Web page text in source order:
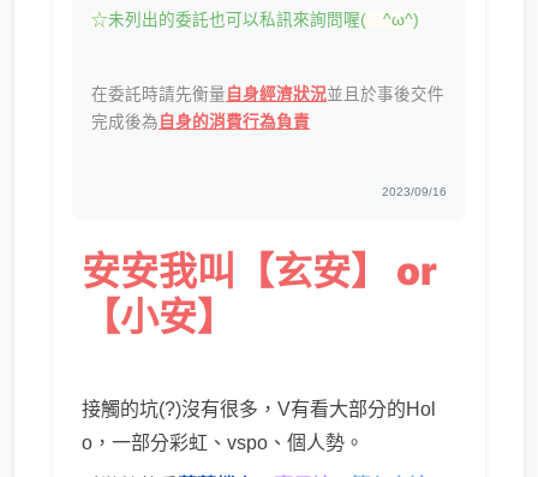
☆未列出的委託也可以私訊來詢問喔( ^ω^)
在委託時請先衡量 自身經濟狀況並且於事後交件
完成後為 自身的消費行為負責
2023/09/16
安安我叫【玄安】 or
【小安】
接觸的坑(?)沒有很多，V有看大部分的Hol
o，一部分彩虹、vspo、個人勢。